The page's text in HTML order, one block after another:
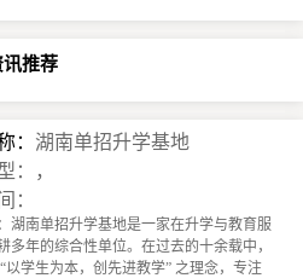
讯推荐
： 湖南单招升学基地
：，
：
湖南单招升学基地是一家在升学与教育服
多年的综合性单位。在过去的十余载中，
以学生为本，创先进教学” 之理念，专注